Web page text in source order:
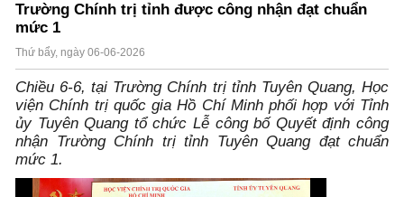
Trường Chính trị tỉnh được công nhận đạt chuẩn
mức 1
Thứ bẩy, ngày 06-06-2026
Chiều 6-6, tại Trường Chính trị tỉnh Tuyên Quang, Học
viện Chính trị quốc gia Hồ Chí Minh phối hợp với Tỉnh
ủy Tuyên Quang tổ chức Lễ công bố Quyết định công
nhận Trường Chính trị tỉnh Tuyên Quang đạt chuẩn
mức 1.